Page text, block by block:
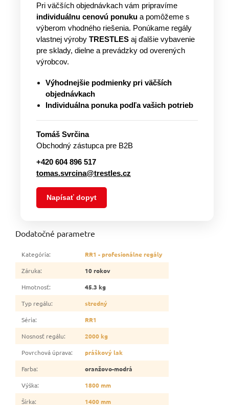
Pri väčších objednávkach vám pripravíme
individuálnu cenovú ponuku a pomôžeme s
výberom vhodného riešenia. Ponúkame regály
vlastnej výroby TRESTLES aj ďalšie vybavenie
pre sklady, dielne a prevádzky od overených
výrobcov.
Výhodnejšie podmienky pri väčších
objednávkach
Individuálna ponuka podľa vašich potrieb
Tomáš Svrčina
Obchodný zástupca pre B2B
+420 604 896 517
tomas.svrcina@trestles.cz
Napísať dopyt
Dodatočné parametre
Kategória:
RR1 - profesionálne regály
Záruka:
10 rokov
Hmotnosť:
45.3 kg
Typ regálu:
stredný
Séria:
RR1
Nosnosť regálu:
2000 kg
Povrchová úprava:
práškový lak
Farba:
oranžovo-modrá
Výška:
1800 mm
Šírka:
1400 mm